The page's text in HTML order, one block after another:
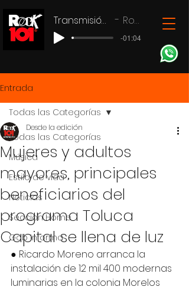
Transmisión en vivo Rock 101
-01:04
Entrada
Todas las Categorías
Música
Estilo de vida
Noticias
Seccion Home
Gob Informa
Todas las Categorías
Mujeres y adultos
mayores, principales
beneficiarios del
programa Toluca
Capital se llena de luz
Desde la edición
● Ricardo Moreno arranca la
instalación de 12 mil 400 modernas
luminarias en la colonia Morelos